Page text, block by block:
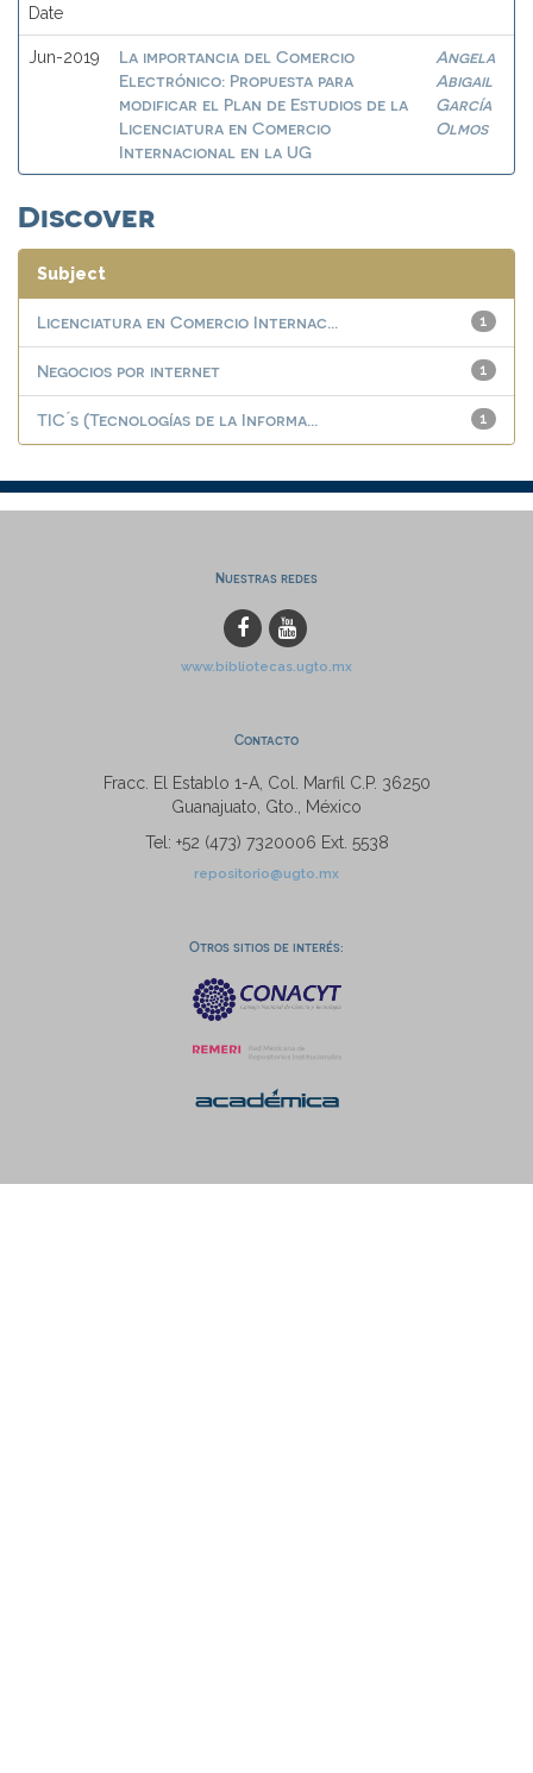
Date
Jun-2019
La importancia del Comercio
Electrónico: Propuesta para
modificar el Plan de Estudios de la
Licenciatura en Comercio
Internacional en la UG
Angela
Abigail
García
Olmos
Discover
Subject
1
Licenciatura en Comercio Internac...
1
Negocios por internet
1
TIC ́s (Tecnologías de la Informa...
Nuestras redes
www.bibliotecas.ugto.mx
Contacto
Fracc. El Establo 1-A, Col. Marfil C.P. 36250
Guanajuato, Gto., México
Tel: +52 (473) 7320006 Ext. 5538
repositorio@ugto.mx
Otros sitios de interés: